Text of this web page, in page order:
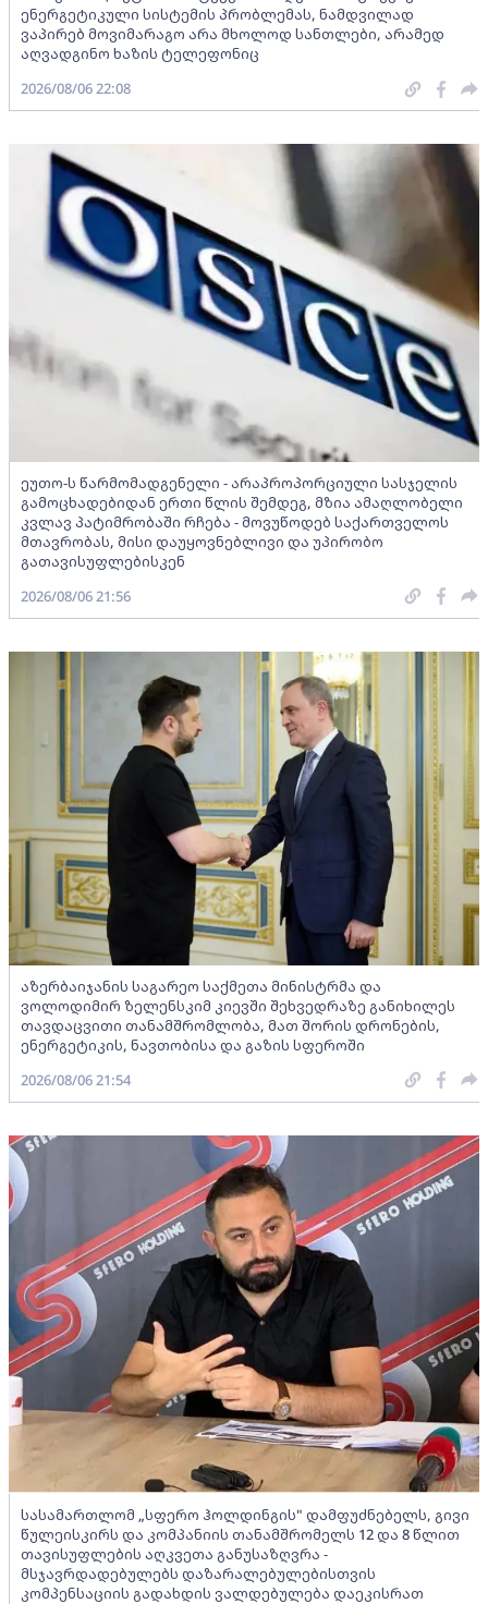
ენერგეტიკული სისტემის პრობლემას, ნამდვილად
ვაპირებ მოვიმარაგო არა მხოლოდ სანთლები, არამედ
აღვადგინო ხაზის ტელეფონიც
2026/08/06 22:08
ეუთო-ს წარმომადგენელი - არაპროპორციული სასჯელის
გამოცხადებიდან ერთი წლის შემდეგ, მზია ამაღლობელი
კვლავ პატიმრობაში რჩება - მოვუწოდებ საქართველოს
მთავრობას, მისი დაუყოვნებლივი და უპირობო
გათავისუფლებისკენ
2026/08/06 21:56
აზერბაიჯანის საგარეო საქმეთა მინისტრმა და
ვოლოდიმირ ზელენსკიმ კიევში შეხვედრაზე განიხილეს
თავდაცვითი თანამშრომლობა, მათ შორის დრონების,
ენერგეტიკის, ნავთობისა და გაზის სფეროში
2026/08/06 21:54
სასამართლომ „სფერო ჰოლდინგის" დამფუძნებელს, გივი
წულეისკირს და კომპანიის თანამშრომელს 12 და 8 წლით
თავისუფლების აღკვეთა განუსაზღვრა -
მსჯავრდადებულებს დაზარალებულებისთვის
კომპენსაციის გადახდის ვალდებულება დაეკისრათ